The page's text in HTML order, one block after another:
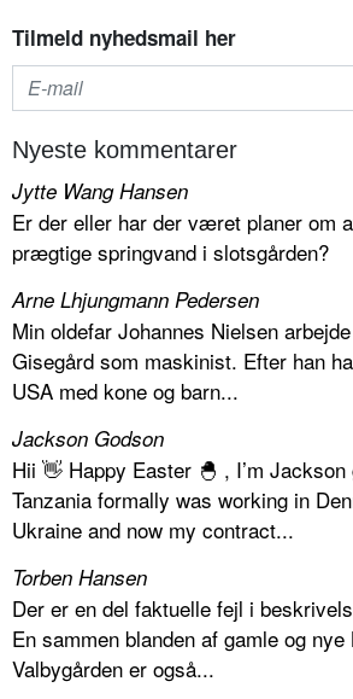
Tilmeld nyhedsmail her
Nyeste kommentarer
Jytte Wang Hansen
Er der eller har der været planer om
prægtige springvand i slotsgården?
Arne Lhjungmann Pedersen
Min oldefar Johannes Nielsen
Gisegård som maskinist. Efter han
USA med kone og barn...
Jackson Godson
Hii 👋 Happy Easter 🐣 , I’m Jackson
Tanzania formally was working in
Ukraine and now my contract...
Torben Hansen
Der er en del faktuelle fejl i
En sammen blanden af gamle og
Valbygården er også...